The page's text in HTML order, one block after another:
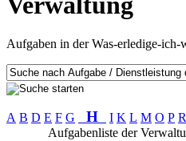
Aufgaben in der Was-erledige-ich-
A B D E F G H I K L M O P R
Aufgabenliste der